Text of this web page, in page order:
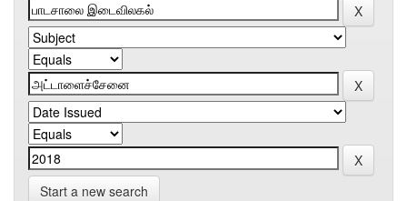
Start a new search